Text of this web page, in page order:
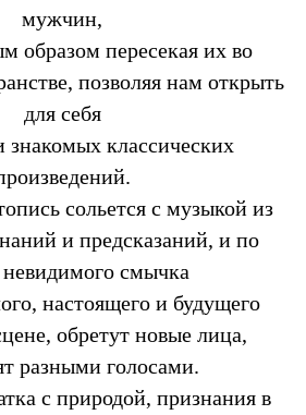
мужчин,
образом пересекая их во
позволяя нам открыть
для себя
знакомых классических
сольется с музыкой из
и предсказаний, и по
невидимого смычка
настоящего и будущего
обретут новые лица,
разными голосами.
с природой, признания в